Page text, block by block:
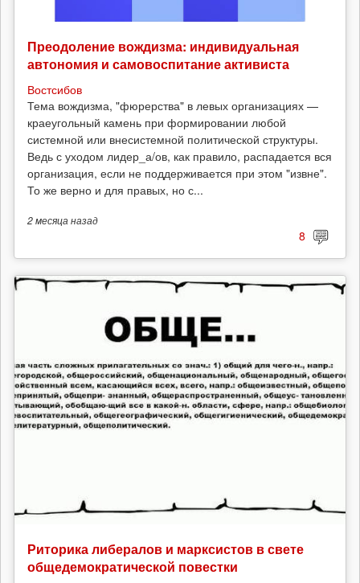
Преодоление вождизма: индивидуальная
автономия и самовоспитание активиста
Востсибов
Тема вождизма, "фюрерства" в левых организациях —
краеугольный камень при формировании любой
системной или внесистемной политической структуры.
Ведь с уходом лидер_а/ов, как правило, распадается вся
организация, если не поддерживается при этом "извне".
То же верно и для правых, но с...
2 месяца назад
8
Риторика либералов и марксистов в свете
общедемократической повестки